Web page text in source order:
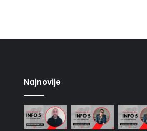
Najnovije